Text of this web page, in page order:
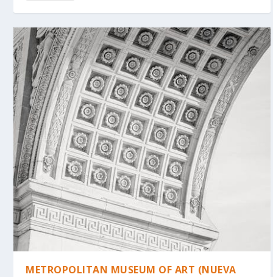
METROPOLITAN MUSEUM OF ART (NUEVA